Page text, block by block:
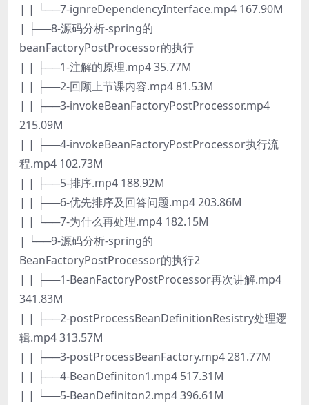
| | └──7-ignreDependencyInterface.mp4 167.90M
| ├──8-源码分析-spring的
beanFactoryPostProcessor的执行
| | ├──1-注解的原理.mp4 35.77M
| | ├──2-回顾上节课内容.mp4 81.53M
| | ├──3-invokeBeanFactoryPostProcessor.mp4
215.09M
| | ├──4-invokeBeanFactoryPostProcessor执行流
程.mp4 102.73M
| | ├──5-排序.mp4 188.92M
| | ├──6-优先排序及回答问题.mp4 203.86M
| | └──7-为什么再处理.mp4 182.15M
| └──9-源码分析-spring的
BeanFactoryPostProcessor的执行2
| | ├──1-BeanFactoryPostProcessor再次讲解.mp4
341.83M
| | ├──2-postProcessBeanDefinitionResistry处理逻
辑.mp4 313.57M
| | ├──3-postProcessBeanFactory.mp4 281.77M
| | ├──4-BeanDefiniton1.mp4 517.31M
| | └──5-BeanDefiniton2.mp4 396.61M